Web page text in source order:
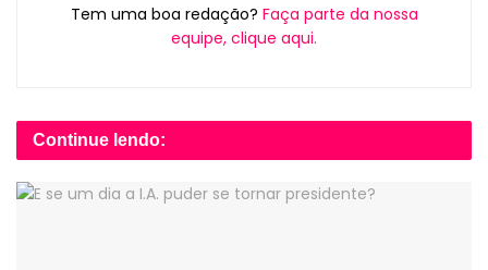
Tem uma boa redação? Faça parte da nossa
equipe, clique aqui.
Continue lendo: